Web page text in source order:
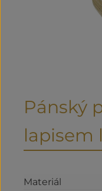
Pánský
lapisem
Materiál